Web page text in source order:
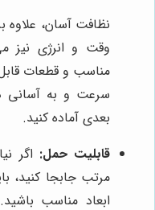
نظافت آسان،
وقت و انرژی
مناسب و قطعات
سرعت و به آسانی
بعدی آماده کنید.
قابلیت حمل: اگر
مرتب جابجا کنید،
ابعاد مناسب